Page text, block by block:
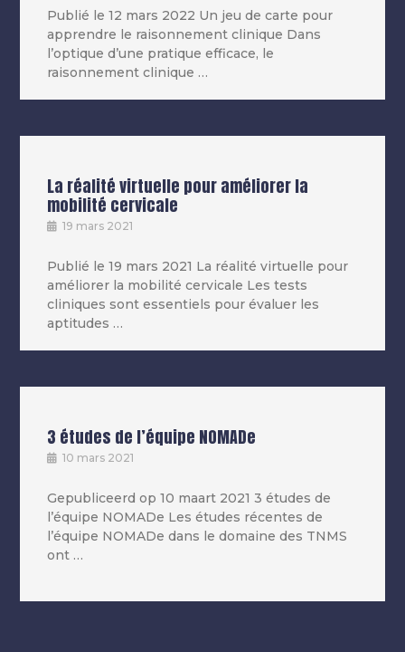
Publié le 12 mars 2022 Un jeu de carte pour
apprendre le raisonnement clinique Dans
l’optique d’une pratique efficace, le
raisonnement clinique …
La réalité virtuelle pour améliorer la
mobilité cervicale
19 mars 2021
Publié le 19 mars 2021 La réalité virtuelle pour
améliorer la mobilité cervicale Les tests
cliniques sont essentiels pour évaluer les
aptitudes …
3 études de l’équipe NOMADe
10 mars 2021
Gepubliceerd op 10 maart 2021 3 études de
l’équipe NOMADe Les études récentes de
l’équipe NOMADe dans le domaine des TNMS
ont …